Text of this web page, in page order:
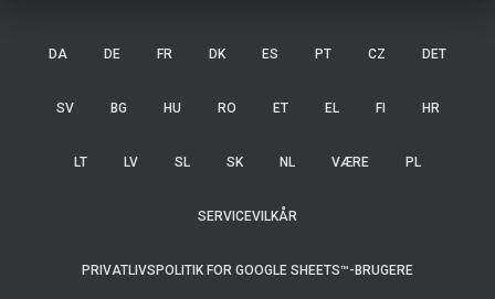
DA DE FR DK ES PT CZ DET
SV BG HU RO ET EL FI HR
LT LV SL SK NL VÆRE PL
SERVICEVILKÅR
PRIVATLIVSPOLITIK FOR GOOGLE SHEETS™-BRUGERE